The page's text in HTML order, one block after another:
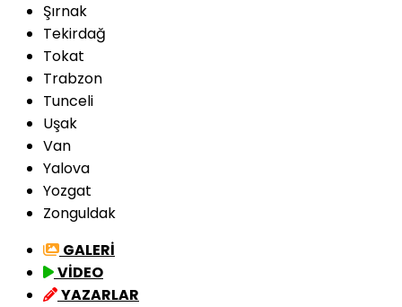
Şırnak
Tekirdağ
Tokat
Trabzon
Tunceli
Uşak
Van
Yalova
Yozgat
Zonguldak
GALERİ
VİDEO
YAZARLAR